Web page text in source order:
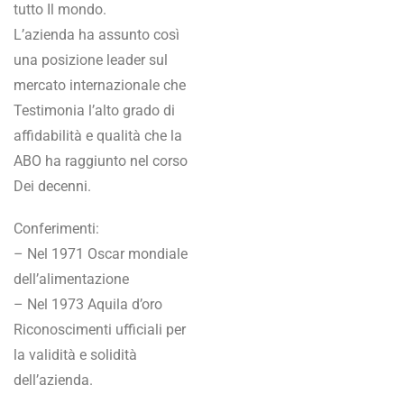
tutto Il mondo.
L’azienda ha assunto così
una posizione leader sul
mercato internazionale che
Testimonia l’alto grado di
affidabilità e qualità che la
ABO ha raggiunto nel corso
Dei decenni.
Conferimenti:
– Nel 1971 Oscar mondiale
dell’alimentazione
– Nel 1973 Aquila d’oro
Riconoscimenti ufficiali per
la validità e solidità
dell’azienda.